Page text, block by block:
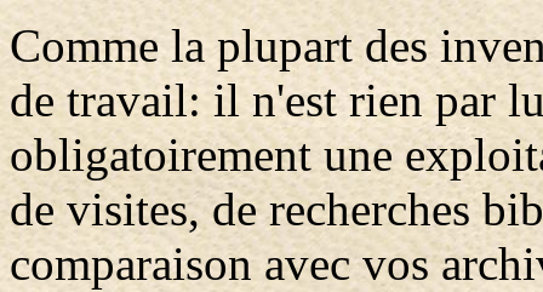
Comme la plupart des
de travail: il n'est rien par
obligatoirement une
de visites, de recherches
comparaison avec vos